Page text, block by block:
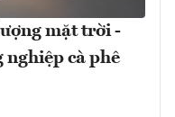
mặt trời -
nghiệp cà phê